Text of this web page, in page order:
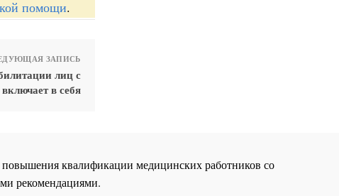
помощи.
ЗАПИСЬ
лиц с
в себя
повышения квалификации медицинских работников со
рекомендациями.